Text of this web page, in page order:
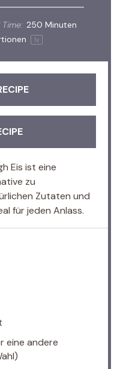
Time: 250 Minuten
1x
Eis ist eine
zu
Zutaten und
für jeden Anlass.
eine andere